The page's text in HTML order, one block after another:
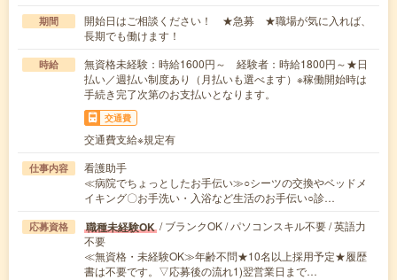
期間
開始日はご相談ください！ ★急募 ★職場が気に入れば、
長期でも働けます！
時給
無資格未経験：時給1600円～ 経験者：時給1800円～★日
払い／週払い制度あり（月払いも選べます）※稼働開始時は
手続き完了次第のお支払いとなります。
交通費
交通費支給※規定有
仕事内容
看護助手
≪病院でちょっとしたお手伝い≫○シーツの交換やベッドメ
イキング〇お手洗い・入浴など生活のお手伝い○診…
応募資格 職種未経験OK / ブランクOK / パソコンスキル不要 / 英語力
不要
≪無資格・未経験OK≫年齢不問★10名以上採用予定★履歴
書は不要です。▽応募後の流れ1)翌営業日まで…